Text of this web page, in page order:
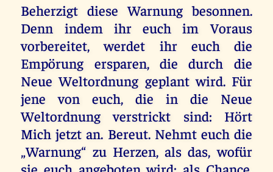
Beherzigt diese Warnung besonnen.
Denn indem ihr euch im Voraus
vorbereitet, werdet ihr euch die
Empörung ersparen, die durch die
Neue Weltordnung geplant wird. Für
jene von euch, die in die Neue
Weltordnung verstrickt sind: Hört
Mich jetzt an. Bereut. Nehmt euch die
„Warnung“ zu Herzen, als das, wofür